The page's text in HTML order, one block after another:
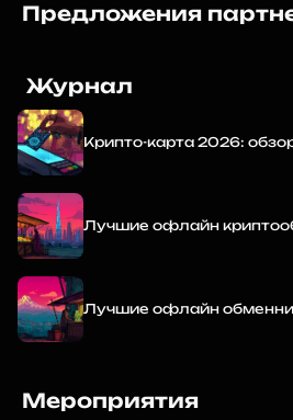
Предложения
Мероприятия
Журнал
Крипто-карта 2026:
Лучшие офлайн
Лучшие офлайн